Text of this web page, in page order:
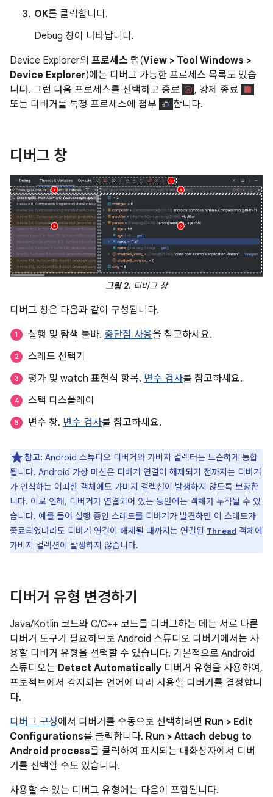
OK를 클릭합니다.
Debug 창이 나타납니다.
Device Explorer의 프로세스 탭(View > Tool Windows >
Device Explorer)에는 디버그 가능한 프로세스 목록도 있습
니다. 그런 다음 프로세스를 선택하고 종료
, 강제 종료
또는 디버거를 특정 프로세스에 첨부
합니다.
디버그 창
그림 2. 디버그 창
디버그 창은 다음과 같이 구성됩니다.
실행 및 탐색 툴바. 중단점 사용을 참고하세요.
스레드 선택기
평가 및 watch 표현식 항목. 변수 검사를 참고하세요.
스택 디스플레이
변수 창. 변수 검사를 참고하세요.
참고: Android 스튜디오 디버거와 가비지 컬렉터는 느슨하게 통합
됩니다. Android 가상 머신은 디버거 연결이 해제되기 전까지는 디버거
가 인식하는 어떠한 객체에도 가비지 컬렉션이 발생하지 않도록 보장합
니다. 이로 인해, 디버거가 연결되어 있는 동안에는 객체가 누적될 수 있
습니다. 예를 들어 실행 중인 스레드를 디버거가 발견하면 이 스레드가
종료되었더라도 디버거 연결이 해제될 때까지는 연결된 Thread 객체에
가비지 컬렉션이 발생하지 않습니다.
디버거 유형 변경하기
Java/Kotlin 코드와 C/C++ 코드를 디버그하는 데는 서로 다른
디버거 도구가 필요하므로 Android 스튜디오 디버거에서는 사
용할 디버거 유형을 선택할 수 있습니다. 기본적으로 Android
스튜디오는 Detect Automatically 디버거 유형을 사용하여,
프로젝트에서 감지되는 언어에 따라 사용할 디버거를 결정합니
다.
디버그 구성에서 디버거를 수동으로 선택하려면 Run > Edit
Configurations를 클릭합니다. Run > Attach debug to
Android process를 클릭하여 표시되는 대화상자에서 디버
거를 선택할 수도 있습니다.
사용할 수 있는 디버그 유형에는 다음이 포함됩니다.